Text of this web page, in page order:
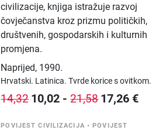
civilizacije, knjiga istražuje razvoj
čovječanstva kroz prizmu političkih,
društvenih, gospodarskih i kulturnih
promjena.
Naprijed, 1990.
Hrvatski. Latinica.Tvrde korice s ovitkom.
14,32 10,02 -21,58 17,26 €
POVIJEST CIVILIZACIJA •POVIJEST